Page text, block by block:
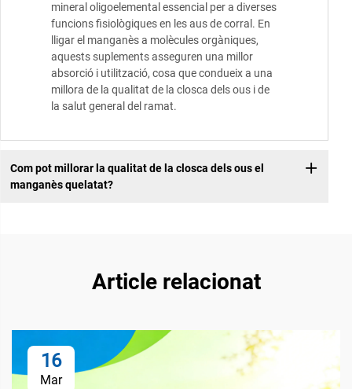
mineral oligoelemental essencial per a diverses
funcions fisiològiques en les aus de corral. En
lligar el manganès a molècules orgàniques,
aquests suplements asseguren una millor
absorció i utilització, cosa que condueix a una
millora de la qualitat de la closca dels ous i de
la salut general del ramat.
Com pot millorar la qualitat de la closca dels ous el
manganès quelatat?
Article relacionat
16
Mar